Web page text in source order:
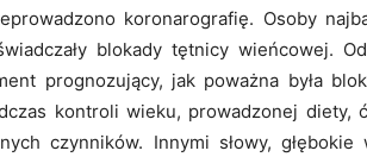
koronarografię. Osoby
blokady tętnicy wieńcowej.
prognozujący, jak poważna była
kontroli wieku, prowadzonej diety,
czynników. Innymi słowy,